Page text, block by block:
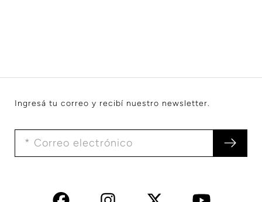
Ingresá tu correo y recibí nuestro newsletter.